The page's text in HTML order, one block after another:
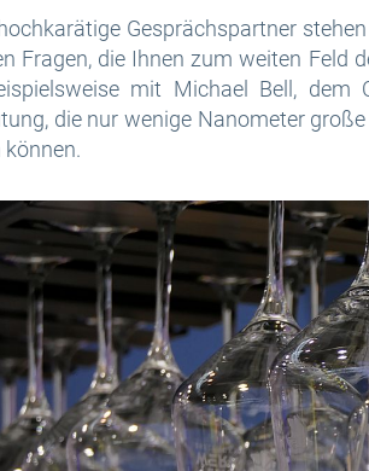
Gesprächspartner
Fragen, die Ihnen zum weiten Feld
mit Michael Bell, dem
die nur wenige Nanometer
können.